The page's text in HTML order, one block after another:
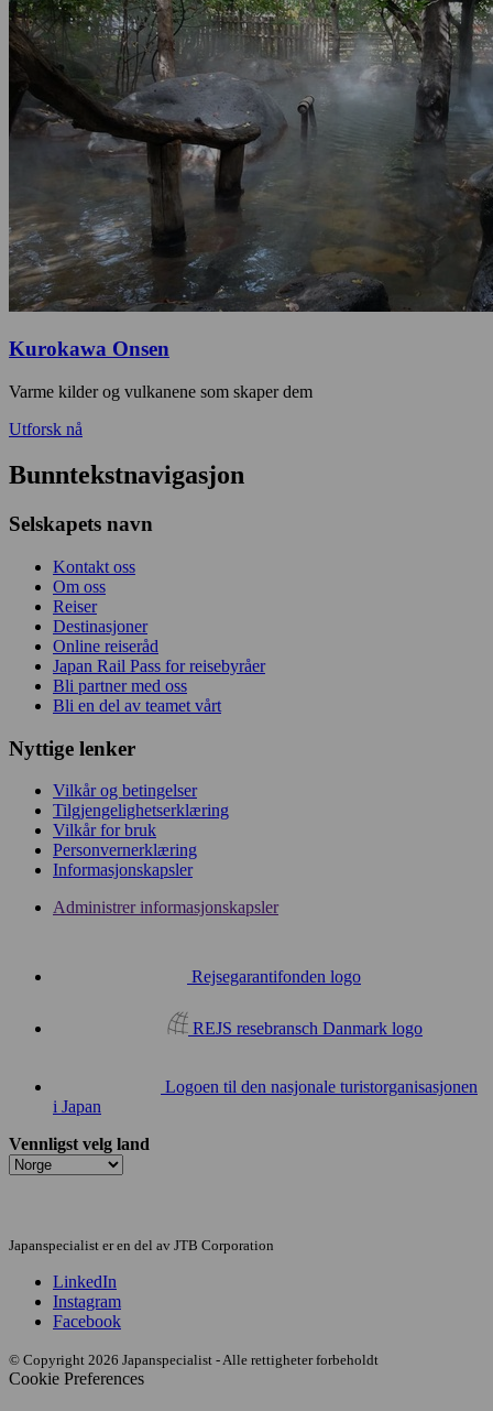
Kurokawa Onsen
Varme kilder og vulkanene som skaper dem
Utforsk nå
Bunntekstnavigasjon
Selskapets navn
Kontakt oss
Om oss
Reiser
Destinasjoner
Online reiseråd
Japan Rail Pass for reisebyråer
Bli partner med oss
Bli en del av teamet vårt
Nyttige lenker
Vilkår og betingelser
Tilgjengelighetserklæring
Vilkår for bruk
Personvernerklæring
Informasjonskapsler
Administrer informasjonskapsler
Rejsegarantifonden logo
REJS resebransch Danmark logo
Logoen til den nasjonale turistorganisasjonen
i Japan
Vennligst velg land
Japanspecialist er en del av JTB Corporation
LinkedIn
Instagram
Facebook
© Copyright 2026 Japanspecialist - Alle rettigheter forbeholdt
Cookie Preferences